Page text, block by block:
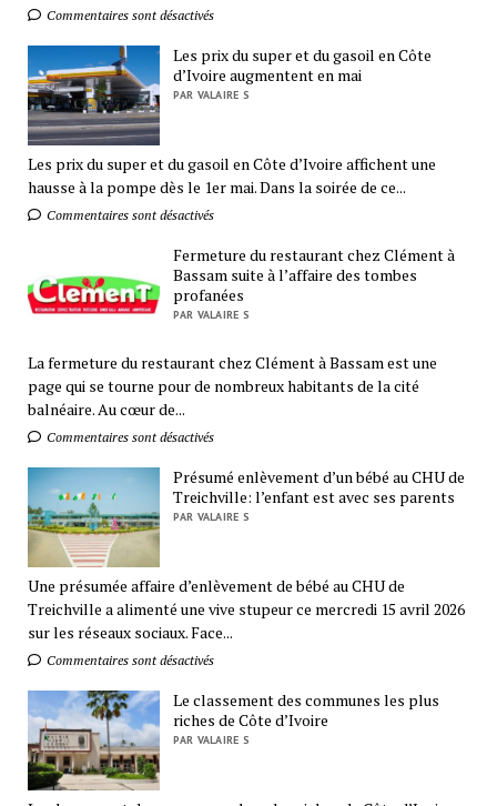
Commentaires sont désactivés
Les prix du super et du gasoil en Côte
d’Ivoire augmentent en mai
PAR VALAIRE S
Les prix du super et du gasoil en Côte d’Ivoire affichent une
hausse à la pompe dès le 1er mai. Dans la soirée de ce...
Commentaires sont désactivés
Fermeture du restaurant chez Clément à
Bassam suite à l’affaire des tombes
profanées
PAR VALAIRE S
La fermeture du restaurant chez Clément à Bassam est une
page qui se tourne pour de nombreux habitants de la cité
balnéaire. Au cœur de...
Commentaires sont désactivés
Présumé enlèvement d’un bébé au CHU de
Treichville: l’enfant est avec ses parents
PAR VALAIRE S
Une présumée affaire d’enlèvement de bébé au CHU de
Treichville a alimenté une vive stupeur ce mercredi 15 avril 2026
sur les réseaux sociaux. Face...
Commentaires sont désactivés
Le classement des communes les plus
riches de Côte d’Ivoire
PAR VALAIRE S